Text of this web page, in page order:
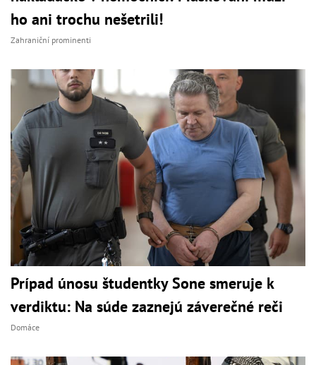
ho ani trochu nešetrili!
Zahraniční prominenti
Prípad únosu študentky Sone smeruje k
verdiktu: Na súde zaznejú záverečné reči
Domáce